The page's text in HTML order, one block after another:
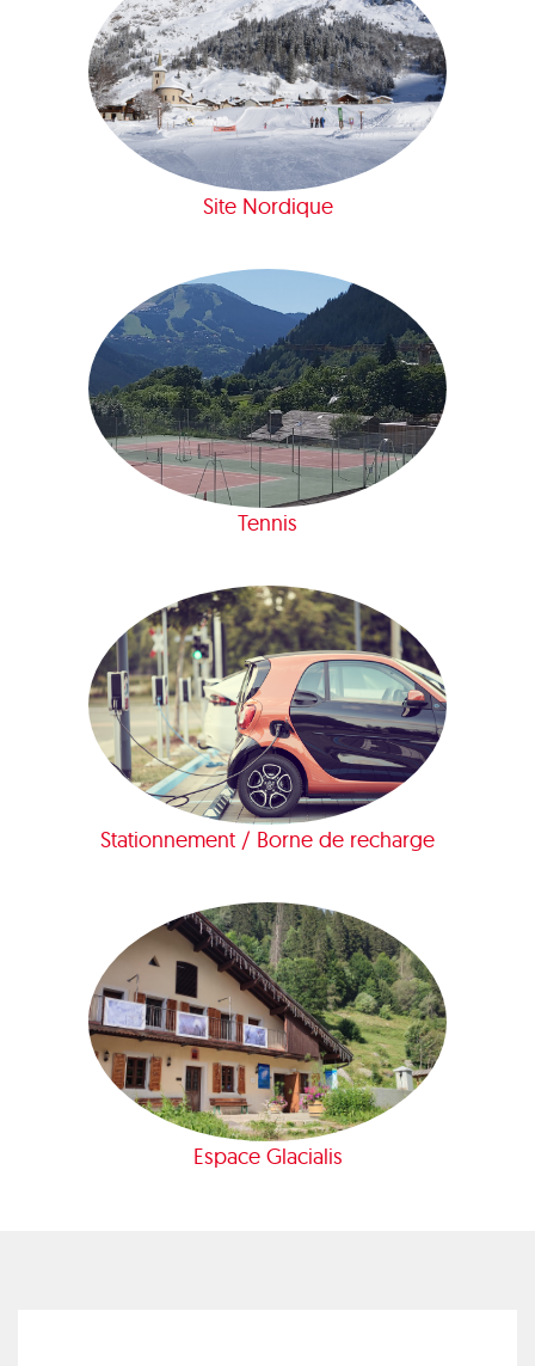
Site Nordique
Tennis
Stationnement / Borne de recharge
Espace Glacialis